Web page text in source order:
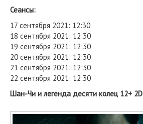
Сеансы:
17 сентября 2021: 12:30
18 сентября 2021: 12:30
19 сентября 2021: 12:30
20 сентября 2021: 12:30
21 сентября 2021: 12:30
22 сентября 2021: 12:30
Шан-Чи и легенда десяти колец 12+ 2D